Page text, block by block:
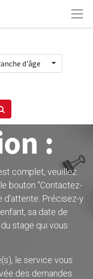
d'âge
:
complet, veuillez
bouton ''Contactez-
d'attente. Précisez-y
sa date de
stage qui vous
le service vous
des demandes.